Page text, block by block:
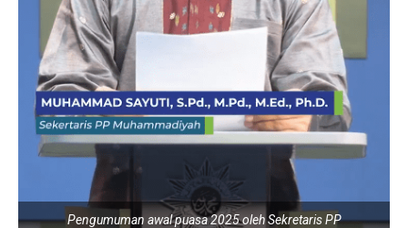
Pengumuman awal puasa 2025 oleh Sekretaris PP